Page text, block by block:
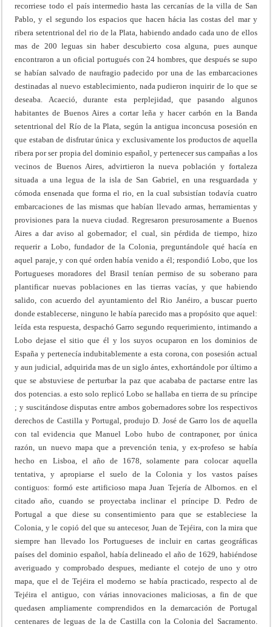
recorriese todo el país intermedio hasta las cercanías de la villa de San
Pablo, y el segundo los espacios que hacen hácia las costas del mar y
ribera setentrional del rio de la Plata, habiendo andado cada uno de ellos
mas de 200 leguas sin haber descubierto cosa alguna, pues aunque
encontraron a un oficial portugués con 24 hombres, que después se supo
se habían salvado de naufragio padecido por una de las embarcaciones
destinadas al nuevo establecimiento, nada pudieron inquirir de lo que se
deseaba. Acaeció, durante esta perplejidad, que pasando algunos
habitantes de Buenos Aires a cortar leña y hacer carbón en la Banda
setentrional del Río de la Plata, según la antigua inconcusa posesión en
que estaban de disfrutar única y exclusivamente los productos de aquella
ribera por ser propia del dominio español, y pertenecer sus campañas a los
vecinos de Buenos Aires, advirtieron la nueva población y fortaleza
situada a una legua de la isla de San Gabriel, en una resguardada y
cómoda ensenada que forma el rio, en la cual subsistían todavía cuatro
embarcaciones de las mismas que habían llevado armas, herramientas y
provisiones para la nueva ciudad. Regresaron presurosamente a Buenos
Aires a dar aviso al gobernador; el cual, sin pérdida de tiempo, hizo
requerir a Lobo, fundador de la Colonia, preguntándole qué hacía en
aquel paraje, y con qué orden había venido a él; respondió Lobo, que los
Portugueses moradores del Brasil tenían permiso de su soberano para
plantificar nuevas poblaciones en las tierras vacías, y que habiendo
salido, con acuerdo del ayuntamiento del Rio Janéiro, a buscar puerto
donde establecerse, ninguno le había parecido mas a propósito que aquel:
leída esta respuesta, despachó Garro segundo requerimiento, intimando a
Lobo dejase el sitio que él y los suyos ocuparon en los dominios de
España y pertenecía indubitablemente a esta corona, con posesión actual
y aun judicial, adquirida mas de un siglo ántes, exhortándole por último a
que se abstuviese de perturbar la paz que acababa de pactarse entre las
dos potencias. a esto solo replicó Lobo se hallaba en tierra de su príncipe
; y suscitándose disputas entre ambos gobernadores sobre los respectivos
derechos de Castilla y Portugal, produjo D. José de Garro los de aquella
con tal evidencia que Manuel Lobo hubo de contraponer, por única
razón, un nuevo mapa que a prevención tenia, y ex-profeso se había
hecho en Lisboa, el año de 1678, solamente para colocar aquella
tentativa, y apropiarse el suelo de la Colonia y los vastos países
contiguos: formó este artificioso mapa Juan Tejería de Albornos. en el
citado año, cuando se proyectaba inclinar el príncipe D. Pedro de
Portugal a que diese su consentimiento para que se estableciese la
Colonia, y le copió del que su antecesor, Juan de Tejéira, con la mira que
siempre han llevado los Portugueses de incluir en cartas geográficas
países del dominio español, había delineado el año de 1629, habiéndose
averiguado y comprobado despues, mediante el cotejo de uno y otro
mapa, que el de Tejéira el moderno se había practicado, respecto al de
Tejéira el antiguo, con várias innovaciones maliciosas, a fin de que
quedasen ampliamente comprendidos en la demarcación de Portugal
centenares de leguas de la de Castilla con la Colonia del Sacramento.